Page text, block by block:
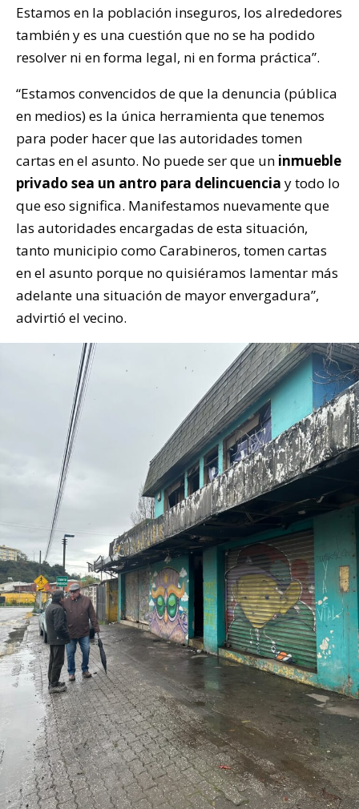
Estamos en la población inseguros, los alrededores
también y es una cuestión que no se ha podido
resolver ni en forma legal, ni en forma práctica”.
“Estamos convencidos de que la denuncia (pública
en medios) es la única herramienta que tenemos
para poder hacer que las autoridades tomen
cartas en el asunto. No puede ser que un inmueble
privado sea un antro para delincuencia y todo lo
que eso significa. Manifestamos nuevamente que
las autoridades encargadas de esta situación,
tanto municipio como Carabineros, tomen cartas
en el asunto porque no quisiéramos lamentar más
adelante una situación de mayor envergadura”,
advirtió el vecino.